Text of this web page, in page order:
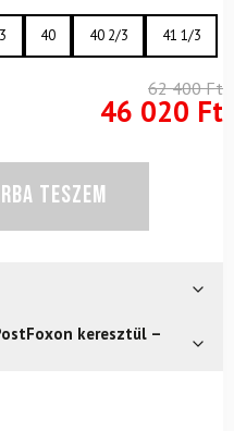
40 40 2/3 41 1/3
62 400Ft
46 020 Ft
TESZEM
keresztül –
gond – a terméket
belül, indoklás nélkül.